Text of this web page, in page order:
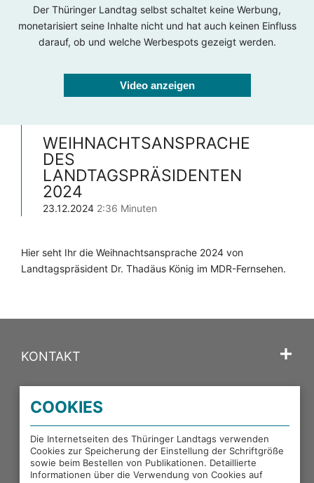
Der Thüringer Landtag selbst schaltet keine Werbung,
monetarisiert seine Inhalte nicht und hat auch keinen Einfluss
darauf, ob und welche Werbespots gezeigt werden.
Video anzeigen
WEIHNACHTSANSPRACHE
DES
LANDTAGSPRÄSIDENTEN
2024
23.12.2024 2:36 Minuten
Hier seht Ihr die Weihnachtsansprache 2024 von
Landtagspräsident Dr. Thadäus König im MDR-Fernsehen.
KONTAKT
PORTALE DES THÜRINGER LANDTAGS
EXTERNE LINKS
COOKIES
Die Internetseiten des Thüringer Landtags verwenden
Cookies zur Speicherung der Einstellung der Schriftgröße
sowie beim Bestellen von Publikationen. Detaillierte
Informationen über die Verwendung von Cookies auf